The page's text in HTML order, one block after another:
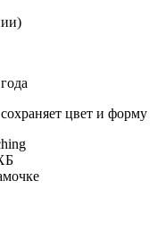
цвет и форму